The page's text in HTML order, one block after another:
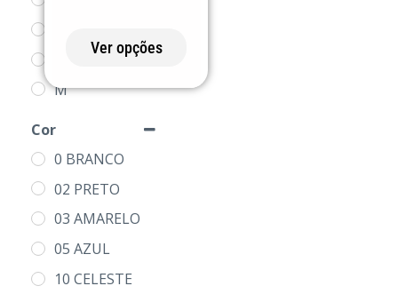
M
XL
2XL
3XL
Cor
0 BRANCO
02 PRETO
03 AMARELO
05 AZUL
10 CELESTE
Ver opções